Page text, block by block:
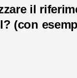
il
(con